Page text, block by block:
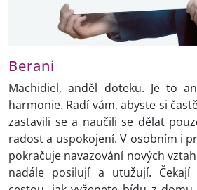
Berani
Machidiel, anděl doteku. Je to
harmonie. Radí vám, abyste si
zastavili se a naučili se dělat
radost a uspokojení. V osobním i
pokračuje navazování nových
nadále posilují a utužují.